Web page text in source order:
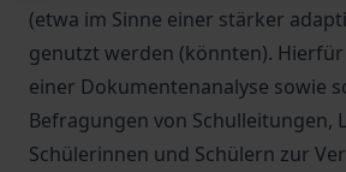
(etwa im Sinne einer stärker
genutzt werden (könnten).
einer Dokumentenanalyse sowie
Befragungen von Schulleitungen,
Schülerinnen und Schülern zur